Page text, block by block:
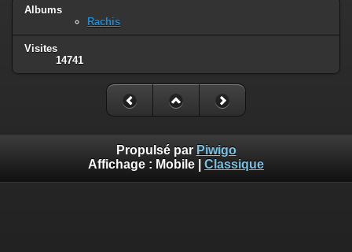
Albums
Rachis
Visites
14741
Propulsé par Piwigo
Affichage : Mobile Classique